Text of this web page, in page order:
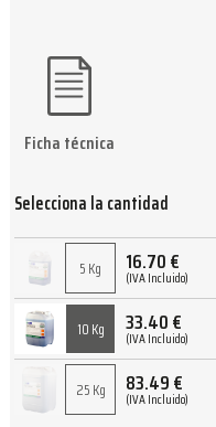
Selecciona la cantidad
5 Kg 16.70€
(IVA Incluido)
10 Kg 33.40€
(IVA Incluido)
25 Kg 83.49€
(IVA Incluido)
Ficha técnica